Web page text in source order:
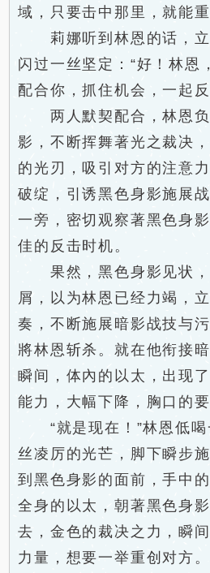
域，只要击中那里，就能
莉娜听到林恩的话，立
闪过一丝坚定：“好！林恩
配合你，抓住机会，一起
两人默契配合，林恩负
影，不断挥舞著光之裁决
的光刃，吸引对方的注意
破绽，引诱黑色身影施展
一旁，密切观察著黑色身
佳的反击时机。
果然，黑色身影见状，
屑，以为林恩已经力竭，
奏，不断施展暗影战技与
將林恩斩杀。就在他衔接
瞬间，体內的以太，出现
能力，大幅下降，胸口的
“就是现在！”林恩低喝
丝凌厉的光芒，脚下瞬步
到黑色身影的面前，手中
全身的以太，朝著黑色身
去，金色的裁决之力，瞬
力量，想要一举重创对方。